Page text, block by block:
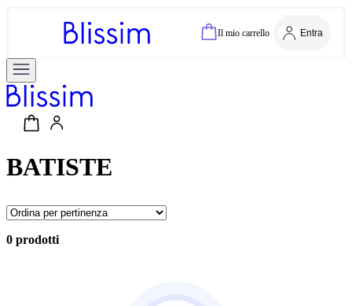
Il mio carrello Entra
BATISTE
0 prodotti